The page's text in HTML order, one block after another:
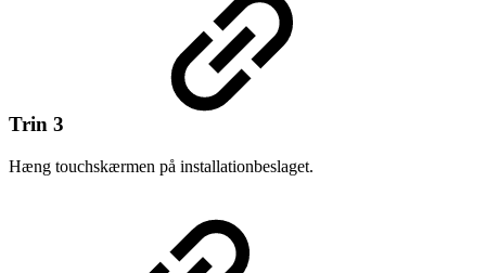
Trin 3
Hæng touchskærmen på installationbeslaget.